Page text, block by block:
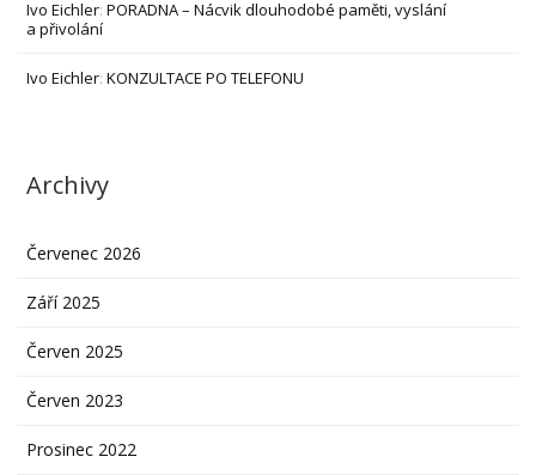
Ivo Eichler:PORADNA – Nácvik dlouhodobé paměti, vyslání
a přivolání
Ivo Eichler:KONZULTACE PO TELEFONU
Archivy
Červenec 2026
Září 2025
Červen 2025
Červen 2023
Prosinec 2022